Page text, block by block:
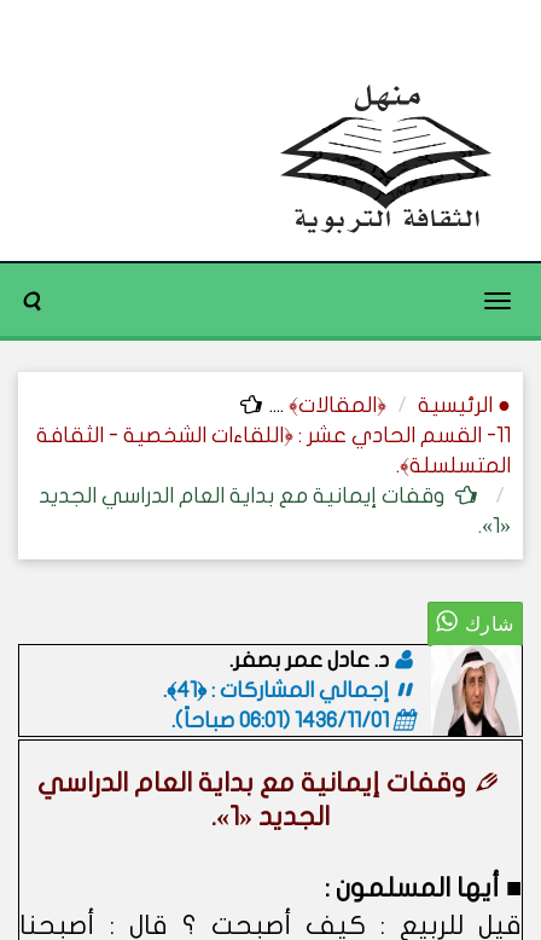
Toggle
● الرئيسية ﴿المقالات﴾ ....
11- القسم الحادي عشر : ﴿اللقاءات الشخصية - الثقافة
المتسلسلة﴾.
وقفات إيمانية مع بداية العام الدراسي الجديد
«1».
د. عادل عمر بصفر.
إجمالي المشاركات : ﴿41﴾.
1436/11/01 (06:01 صباحاً)
.
وقفات إيمانية مع بداية العام الدراسي
الجديد «1».
■ أيها المسلمون :
قيل للربيع : كيف أصبحت ؟ قال : أصبحنا